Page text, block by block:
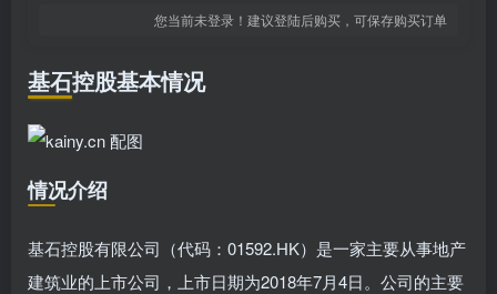
您当前未登录！建议登陆后购买，可保存购买订单
基石控股基本情况
情况介绍
基石控股有限公司（代码：01592.HK）是一家主要从事地产
建筑业的上市公司，上市日期为2018年7月4日。公司的主要